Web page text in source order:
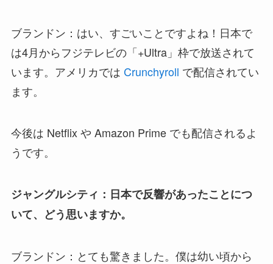
ブランドン：はい、すごいことですよね！日本で
は4月からフジテレビの「+Ultra」枠で放送されて
います。アメリカでは Crunchyroll で配信されてい
ます。
今後は Netflix や Amazon Prime でも配信されるよ
うです。
ジャングルシティ：日本で反響があったことにつ
いて、どう思いますか。
ブランドン：とても驚きました。僕は幼い頃から